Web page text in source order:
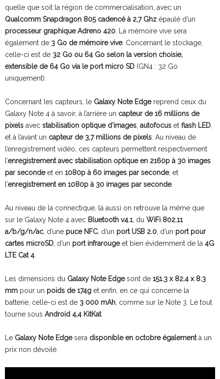
quelle que soit la région de commercialisation, avec un
Qualcomm Snapdragon 805 cadencé à 2,7 Ghz épaulé d’un
processeur graphique Adreno 420 . La mémoire vive sera
également de 3 Go de mémoire vive. Concernant le stockage,
celle-ci est de 32 Go ou 64 Go selon la version choisie,
extensible de 64 Go via le port micro SD (GN4 : 32 Go
uniquement).
Concernant les capteurs, le Galaxy Note Edgereprend ceux du
Galaxy Note 4 à savoir, à l’arrière un capteur de 16 millions de
pixels avec stabilisation optique d’images autofocus et flash LED
et à l’avant un capteur de 3,7 millions de pixels . Au niveau de
l’enregistrement vidéo, ces capteurs permettent respectivement
l’enregistrement avec stabilisation optique en 2160p à 30 images
par secondeet en 1080p à 60 images par seconde, et
l’enregistrement en 1080p à 30 images par seconde.
Au niveau de la connectique, là aussi on retrouve la même que
sur le Galaxy Note 4 avec Bluetooth v4.1, du WiFi 802.11
a/b/g/n/ac, d’une puce NFC , d’un port USB 2.0 , d’un port pour
cartes microSD , d’un port infrarougeet bien évidemment de la 4G
LTE Cat 4
Les dimensions du Galaxy Note Edgesont de 151.3 x 82.4 x 8.3
mm pour un poids de 174g et enfin, en ce qui concerne la
batterie, celle-ci est de 3 000 mAh , comme sur le Note 3. Le tout
tourne sous Android 4,4 KitKat.
Le Galaxy Note Edgesera disponible en octobre égalementà un
prix non dévoilé.